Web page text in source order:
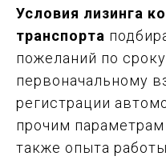
Условия лизинга
транспорта
пожеланий по
первоначальному
регистрации
прочим параметрам
также опыта